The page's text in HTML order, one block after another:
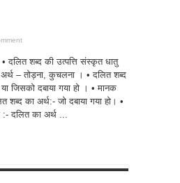
दलित शब्द की उत्पत्ति संस्कृत धातु
– तोड़ना, कुचलना । • दलित शब्द
जिसको दबाया गया हो । • मानक
शब्द का अर्थ:- जो दबाया गया हो। •
:- दलित का अर्थ ...